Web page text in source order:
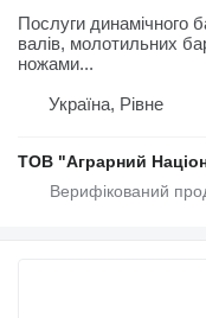
Послуги динамічного
валів, молотильних
ножами...
Україна, Рівне
ТОВ "Аграрний